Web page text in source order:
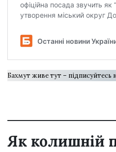
Бахмут живе тут – підписуйтесь
Як колишній